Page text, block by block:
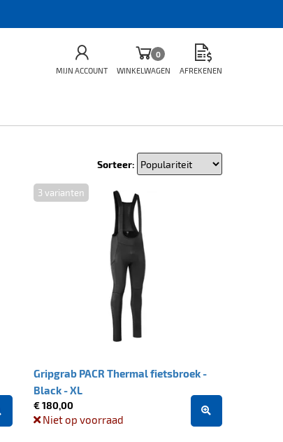
MIJN ACCOUNT
0
WINKELWAGEN
AFREKENEN
Sorteer:
Gripgrab PACR Thermal fietsbroek -
Black - XL
3 varianten
€ 180,00
Niet op voorraad